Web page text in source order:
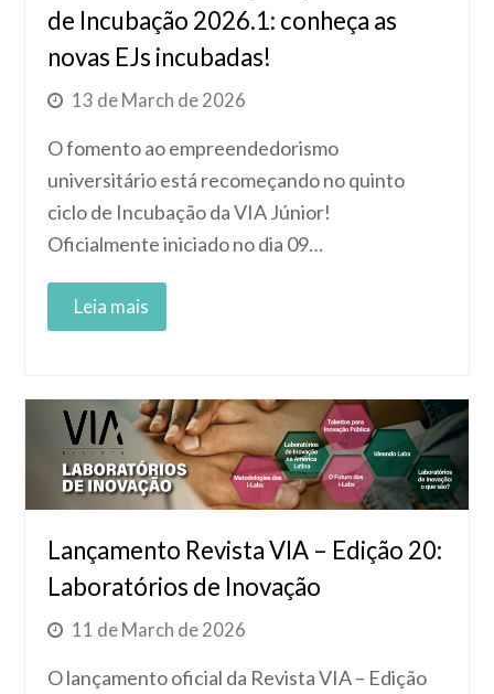
de Incubação 2026.1: conheça as
novas EJs incubadas!
13 de March de 2026
O fomento ao empreendedorismo
universitário está recomeçando no quinto
ciclo de Incubação da VIA Júnior!
Oficialmente iniciado no dia 09…
Lançamento Revista VIA – Edição 20:
Laboratórios de Inovação
11 de March de 2026
O lançamento oficial da Revista VIA – Edição